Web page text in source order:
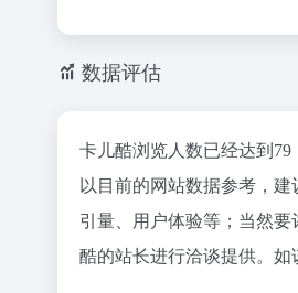
数据评估
卡儿酷浏览人数已经达到
以目前的网站数据参考，
引量、用户体验等；当然
酷的站长进行洽谈提供。如